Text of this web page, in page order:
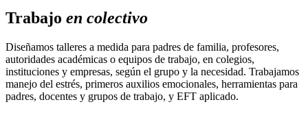
Trabajo en colectivo
Diseñamos talleres a medida para padres de familia, profesores,
autoridades académicas o equipos de trabajo, en colegios,
instituciones y empresas, según el grupo y la necesidad. Trabajamos
manejo del estrés, primeros auxilios emocionales, herramientas para
padres, docentes y grupos de trabajo, y EFT aplicado.